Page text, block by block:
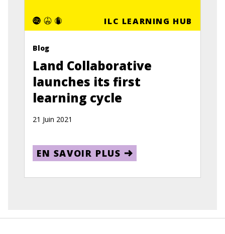
ILC LEARNING HUB
Blog
Land Collaborative
launches its first
learning cycle
21 Juin 2021
EN SAVOIR PLUS